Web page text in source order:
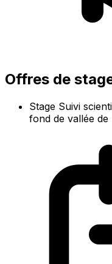
Offres de
Stage Suivi
fond de vallée